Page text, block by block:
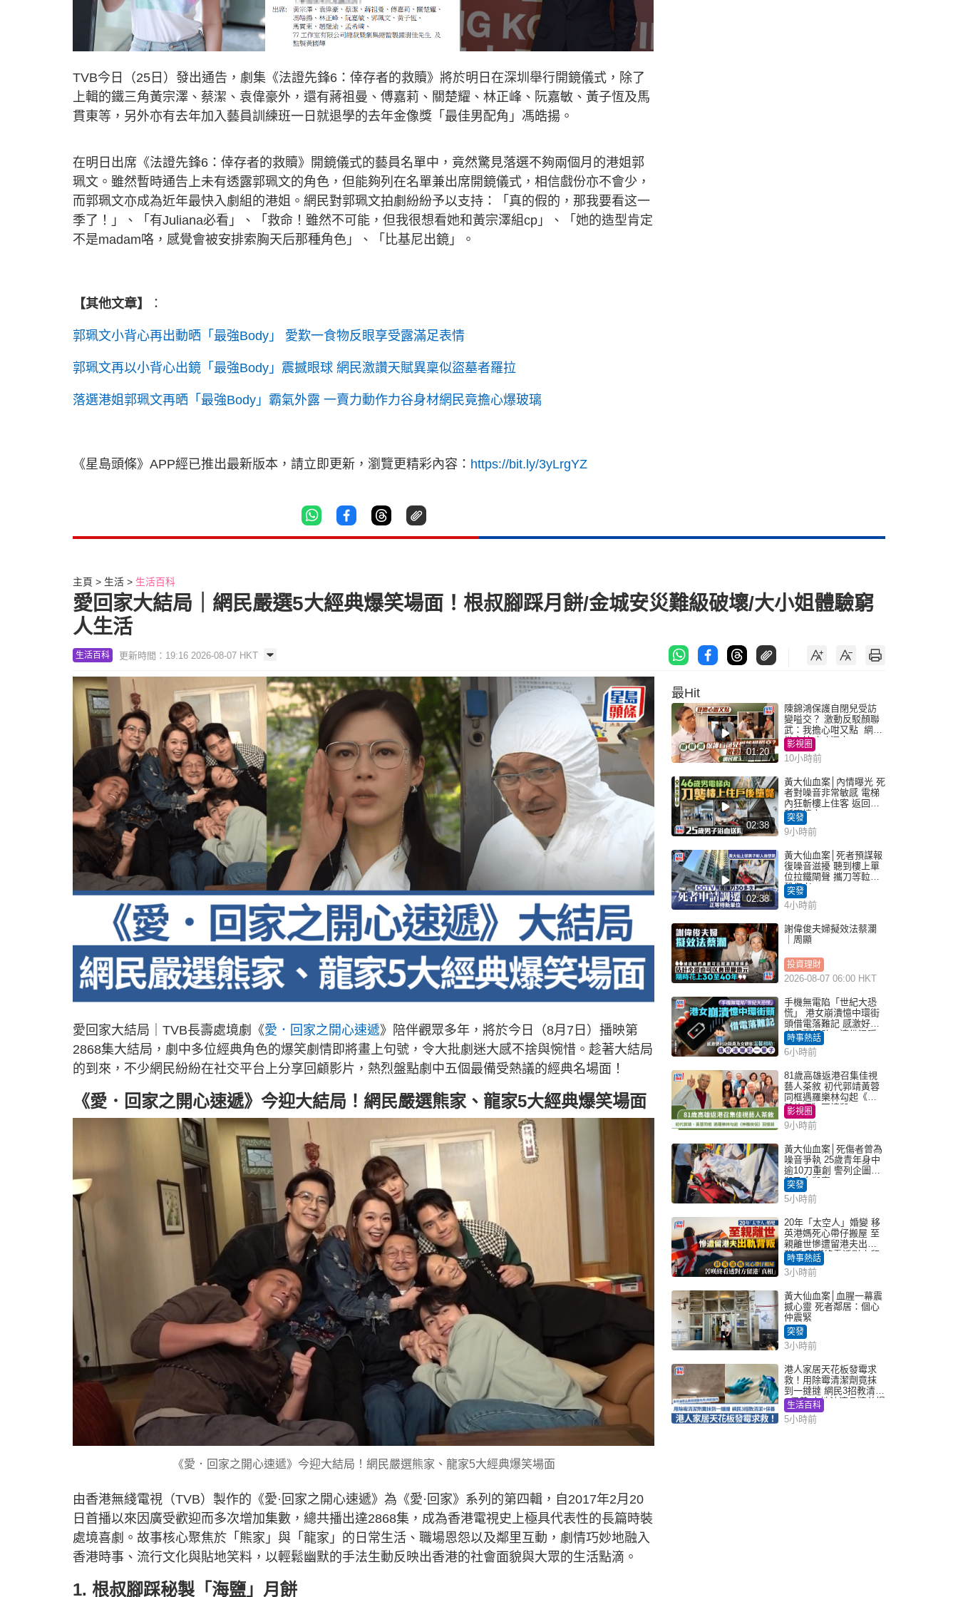
TVB今日（25日）發出通告，劇集《法證先鋒6：倖存者的救贖》將於明日在深圳舉行開鏡儀式，除了
上輯的鐵三角黃宗澤、蔡潔、袁偉豪外，還有蔣祖曼、傅嘉莉、關楚耀、林正峰、阮嘉敏、黃子恆及馬
貫東等，另外亦有去年加入藝員訓練班一日就退學的去年金像獎「最佳男配角」馮皓揚。
在明日出席《法證先鋒6：倖存者的救贖》開鏡儀式的藝員名單中，竟然驚見落選不夠兩個月的港姐郭
珮文。雖然暫時通告上未有透露郭珮文的角色，但能夠列在名單兼出席開鏡儀式，相信戲份亦不會少，
而郭珮文亦成為近年最快入劇組的港姐。網民對郭珮文拍劇紛紛予以支持：「真的假的，那我要看这一
季了！」、「有Juliana必看」、「救命！雖然不可能，但我很想看她和黃宗澤組cp」、「她的造型肯定
不是madam咯，感覺會被安排索胸天后那種角色」、「比基尼出鏡」。
【其他文章】 ：
郭珮文小背心再出動晒「最強Body」 愛歎一食物反眼享受露滿足表情
郭珮文再以小背心出鏡「最強Body」震撼眼球 網民激讚天賦異稟似盜墓者羅拉
落選港姐郭珮文再晒「最強Body」霸氣外露 一賣力動作力谷身材網民竟擔心爆玻璃
《星島頭條》APP經已推出最新版本，請立即更新，瀏覽更精彩內容： https://bit.ly/3yLrgYZ
主頁 生活 生活百科
愛回家大結局｜網民嚴選5大經典爆笑場面！根叔腳踩月餅/金城安災難級破壞/大小姐體驗窮
人生活
生活百科 更新時間：19:16 2026-08-07 HKT
愛回家大結局｜TVB長壽處境劇《愛．回家之開心速遞》陪伴觀眾多年，將於今日（8月7日）播映第
2868集大結局，劇中多位經典角色的爆笑劇情即將畫上句號，令大批劇迷大感不捨與惋惜。趁著大結局
的到來，不少網民紛紛在社交平台上分享回顧影片，熱烈盤點劇中五個最備受熱議的經典名場面！
《愛．回家之開心速遞》今迎大結局！網民嚴選熊家、龍家5大經典爆笑場面
《愛．回家之開心速遞》今迎大結局！網民嚴選熊家、龍家5大經典爆笑場面
由香港無綫電視（TVB）製作的《愛·回家之開心速遞》為《愛·回家》系列的第四輯，自2017年2月20
日首播以來因廣受歡迎而多次增加集數，總共播出達2868集，成為香港電視史上極具代表性的長篇時裝
處境喜劇。故事核心聚焦於「熊家」與「龍家」的日常生活、職場恩怨以及鄰里互動，劇情巧妙地融入
香港時事、流行文化與貼地笑料，以輕鬆幽默的手法生動反映出香港的社會面貌與大眾的生活點滴。
1. 根叔腳踩秘製「海鹽」月餅
最Hit
01:20
陳錦鴻保護自閉兒受訪
變嗌交？ 激動反駁顏聯
武：我擔心咁又點 網民
批主持咄咄逼人
影視圈
10小時前
02:38
黃大仙血案│內情曝光 死
者對噪音非常敏感 電梯
內狂斬樓上住客 返回住
所墮樓亡
突發
9小時前
02:38
黃大仙血案│死者預謀報
復噪音滋擾 聽到樓上單
位拉鐵閘聲 攜刀等𨋢伏
擊傷者
突發
4小時前
謝偉俊夫婦擬效法蔡瀾
｜周顯
投資理財
2026-08-07 06:00 HKT
手機無電陷「世紀大恐
慌」 港女崩潰憶中環街
頭借電落難記 感激好心
人溫馨相助：這份溫暖
記一輩子｜Juicy叮
時事熱話
6小時前
81歲高雄返港召集佳視
藝人茶敘 初代郭靖黃蓉
同框遇羅樂林勾起《神
鵰俠侶》回憶殺
影視圈
9小時前
黃大仙血案│死傷者曾為
噪音爭執 25歲青年身中
逾10刀重創 警列企圖謀
殺及自殺案
突發
5小時前
20年「太空人」婚變 移
英港媽死心帶仔搬屋 至
親離世慘遭留港夫出軌
背叛 苦嘆終看透對方留
港「真相」｜Juicy叮
時事熱話
3小時前
黃大仙血案│血腥一幕震
撼心靈 死者鄰居：個心
仲震緊
突發
3小時前
港人家居天花板發霉求
救！用除霉清潔劑竟抹
到一撻撻 網民3招教清潔
+保養 本地油漆品牌曾提
醒勿用1物防變色
生活百科
5小時前